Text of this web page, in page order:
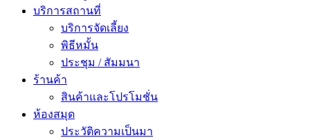
บริการสถานที่
บริการจัดเลี้ยง
พิธีหมั้น
ประชุม / สัมมนา
ร้านค้า
สินค้าและโปรโมชั่น
ห้องสมุด
ประวัติความเป็นมา